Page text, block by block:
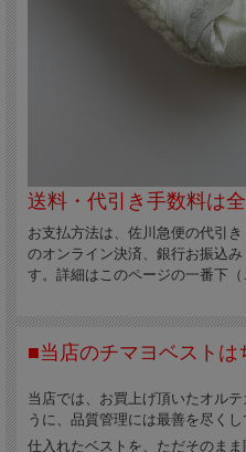
送料・代引き手数料は
お支払方法は、佐川急便の代引
のオンライン決済、銀行お振込
す。詳細はこのページの一番下（
■当店のチマヨベストは
当店では、お買上げ頂いたオル
うに、品質管理には最善を尽くし
仕入れたベストを、ただそのま